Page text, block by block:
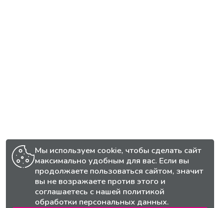
Мы используем cookie, чтобы сделать сайт
максимально удобным для вас. Если вы
продолжаете пользоваться сайтом, значит
вы не возражаете против этого и
соглашаетесь с нашей политикой
обработки персональных данных.